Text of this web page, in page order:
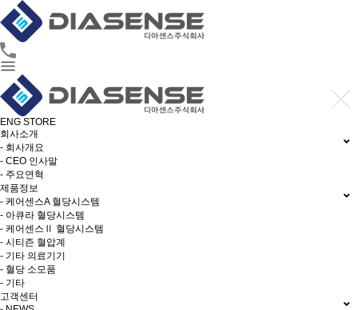
ENG STORE
회사소개
- 회사개요
- CEO 인사말
- 주요연혁
제품정보
- 케어센스A 혈당시스템
- 아큐라 혈당시스템
- 케어센스Ⅱ 혈당시스템
- 시티즌 혈압계
- 기타 의료기기
- 혈당 소모품
- 기타
고객센터